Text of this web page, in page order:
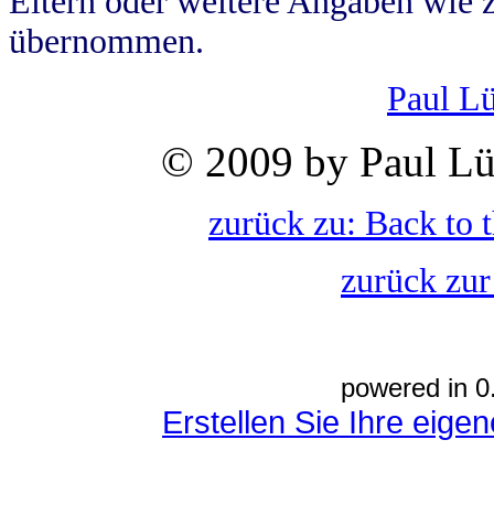
übernommen.
Paul
© 2009 by Paul
zurück zu: Back to
zurück
powered in
Erstellen Sie Ihre